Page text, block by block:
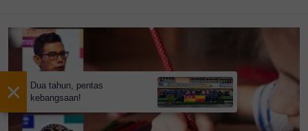
×
Dua tahun, pentas
kebangsaan!